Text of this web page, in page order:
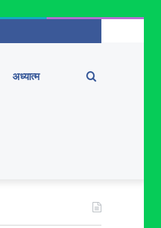
अध्यात्म Search